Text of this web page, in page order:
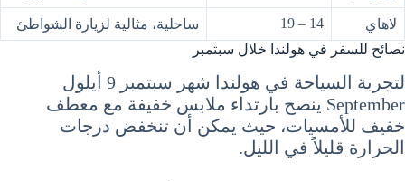
لاهاي 14 – 19
ساحلية، مثالية لزيارة الشواطئ
نصائح للسفر في هولندا خلال سبتمبر
لتجربة السياحة في هولندا شهر سبتمبر 9 أيلول
September ينصح بارتداء ملابس خفيفة مع معطف
خفيف للأمسيات، حيث يمكن أن تنخفض درجات
الحرارة قليلاً في الليل.